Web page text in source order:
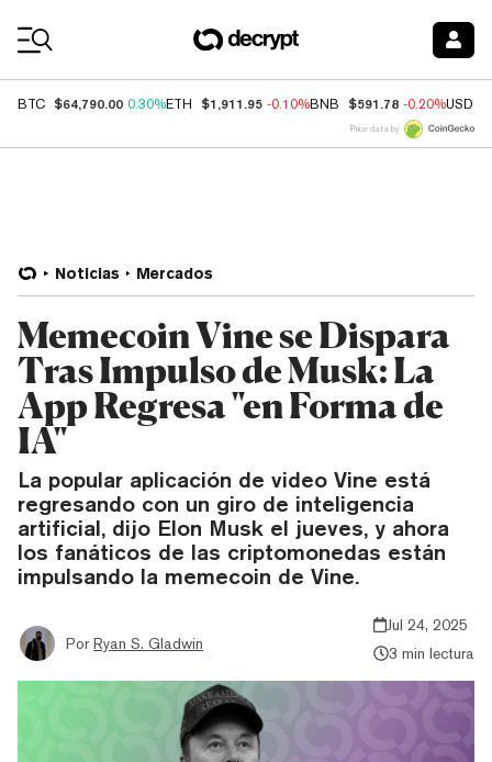
BTC $64,790.00 0.30%ETH $1,911.95 -0.10%BNB $591.78 -0.20%USDC
Price data by
Noticias Mercados
Memecoin Vine se Dispara
Tras Impulso de Musk: La
App Regresa "en Forma de
IA"
La popular aplicación de video Vine está
regresando con un giro de inteligencia
artificial, dijo Elon Musk el jueves, y ahora
los fanáticos de las criptomonedas están
impulsando la memecoin de Vine.
Por Ryan S. Gladwin
Jul 24, 2025
3 min lectura